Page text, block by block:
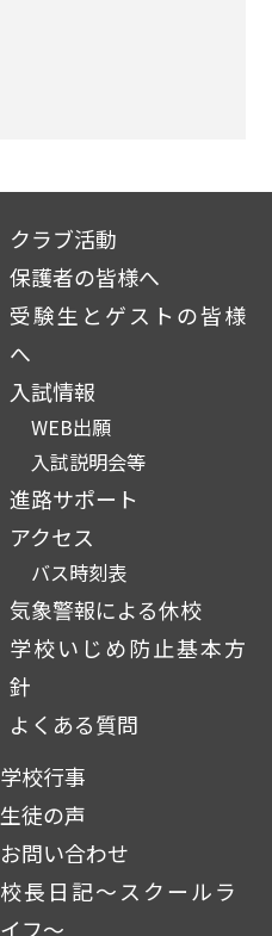
クラブ活動
保護者の皆様へ
受験生とゲストの皆様
へ
入試情報
WEB出願
入試説明会等
進路サポート
アクセス
バス時刻表
気象警報による休校
学校いじめ防止基本方
針
よくある質問
学校行事
生徒の声
お問い合わせ
校長日記～スクールラ
イフ～